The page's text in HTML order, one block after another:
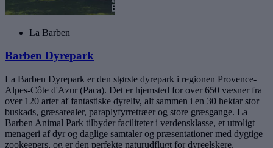
La Barben
Barben Dyrepark
La Barben Dyrepark er den største dyrepark i regionen Provence-
Alpes-Côte d'Azur (Paca). Det er hjemsted for over 650 væsner fra
over 120 arter af fantastiske dyreliv, alt sammen i en 30 hektar stor
buskads, græsarealer, paraplyfyrretræer og store græsgange. La
Barben Animal Park tilbyder faciliteter i verdensklasse, et utroligt
menageri af dyr og daglige samtaler og præsentationer med dygtige
zookeepers, og er den perfekte naturudflugt for dyreelskere.